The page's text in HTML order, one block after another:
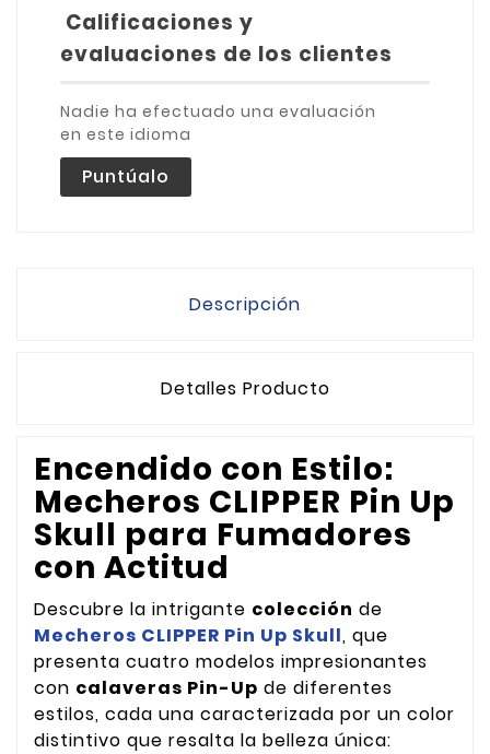
Calificaciones y
evaluaciones de los clientes
Nadie ha efectuado una evaluación
en este idioma
Puntúalo
Descripción
Detalles Producto
Encendido con Estilo:
Mecheros CLIPPER Pin Up
Skull para Fumadores
con Actitud
Descubre la intrigante colección de
Mecheros CLIPPER Pin Up Skull, que
presenta cuatro modelos impresionantes
con calaveras Pin-Up de diferentes
estilos, cada una caracterizada por un color
distintivo que resalta la belleza única: